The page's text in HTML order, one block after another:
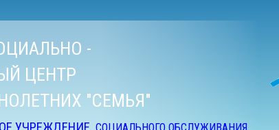
-
ЦЕНТР
"СЕМЬЯ"